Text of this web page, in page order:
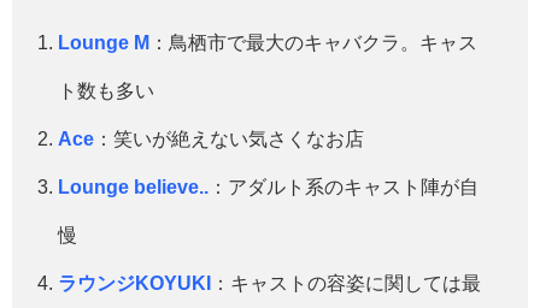
Lounge M ：鳥栖市で最大のキャバクラ。キャス
ト数も多い
Ace ：笑いが絶えない気さくなお店
Lounge believe.. ：アダルト系のキャスト陣が自
慢
ラウンジKOYUKI ：キャストの容姿に関しては最